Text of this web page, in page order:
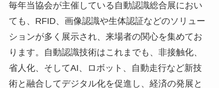
毎年当協会が主催している自動認識総合展におい
ても、RFID、画像認識や生体認証などのソリュー
ションが多く展示され、来場者の関心を集めてお
ります。自動認識技術はこれまでも、非接触化、
省人化、そしてAI、ロボット、自動走行など新技
術と融合してデジタル化を促進し、経済の発展と